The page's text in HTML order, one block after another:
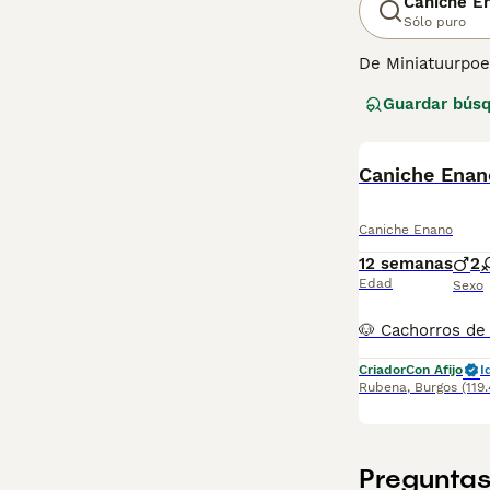
Sólo puro
De
ze uitstekende
hierop geen
temperament
Guardar
Caniche
Caniche Enano
12 semanas
Edad
2
Sexo
CriadorCon Afijo
Rubena, Burgos